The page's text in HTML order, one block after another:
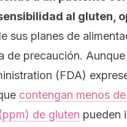
al gluten,
sus planes de
de precaución. Aunque
(FDA)
contengan menos
de gluten pueden